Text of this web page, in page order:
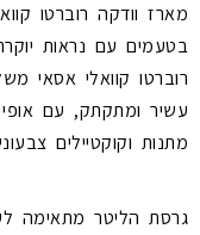
מארז וודקה רוברטו
בטעמים עם נראות
רוברטו קוואלי אסאי
עשיר ומתקתק, עם
מתנות וקוקטיילים
גרסת הליטר מתאימה